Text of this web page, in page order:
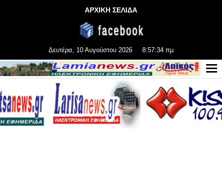
ΑΡΧΙΚΗ ΣΕΛΙΔΑ
Δευτέρα, 10 Αυγούστου 2026 8:57:35 πμ